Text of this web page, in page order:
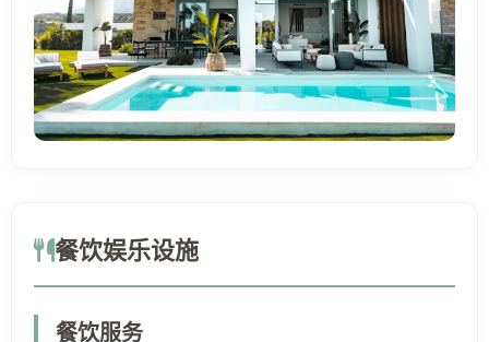
餐饮娱乐设施
餐饮服务